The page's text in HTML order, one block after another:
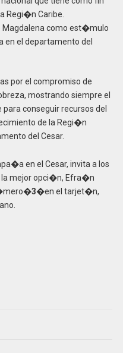
Regi�n Caribe.
Magdalena como est�mulo
el departamento del
por el compromiso de
mostrando siempre el
conseguir recursos del
de la Regi�n
del Cesar.
en el Cesar, invita a los
la mejor opci�n, Efra�n
3�en el tarjet�n,